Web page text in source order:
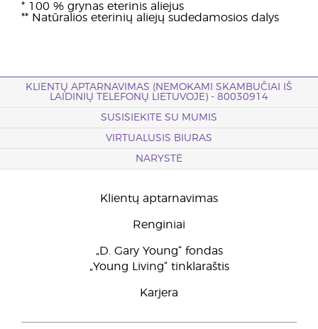
* 100 % grynas eterinis aliejus
** Natūralios eterinių aliejų sudedamosios dalys
KLIENTŲ APTARNAVIMAS (NEMOKAMI SKAMBUČIAI IŠ
LAIDINIŲ TELEFONŲ LIETUVOJE) - 80030914
SUSISIEKITE SU MUMIS
VIRTUALUSIS BIURAS
NARYSTĖ
Klientų aptarnavimas
Renginiai
„D. Gary Young“ fondas
„Young Living“ tinklaraštis
Karjera